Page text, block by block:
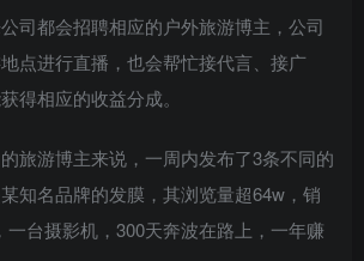
司都会招聘相应的户外旅游博主，公司
点进行直播，也会帮忙接代言、接广
得相应的收益分成。
旅游博主来说，一周内发布了3条不同的
知名品牌的发膜，其浏览量超64w，销
一台摄影机，300天奔波在路上，一年赚